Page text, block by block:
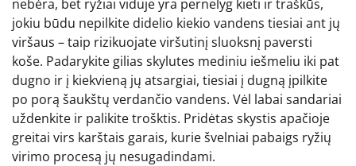
nebėra, bet ryžiai viduje yra pernelyg kieti ir traškūs,
jokiu būdu nepilkite didelio kiekio vandens tiesiai ant jų
viršaus – taip rizikuojate viršutinį sluoksnį paversti
koše. Padarykite gilias skylutes mediniu iešmeliu iki pat
dugno ir į kiekvieną jų atsargiai, tiesiai į dugną įpilkite
po porą šaukštų verdančio vandens. Vėl labai sandariai
uždenkite ir palikite trošktis. Pridėtas skystis apačioje
greitai virs karštais garais, kurie švelniai pabaigs ryžių
virimo procesą jų nesugadindami.